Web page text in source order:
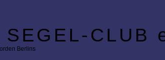
SEGEL-CLUB
Berlins